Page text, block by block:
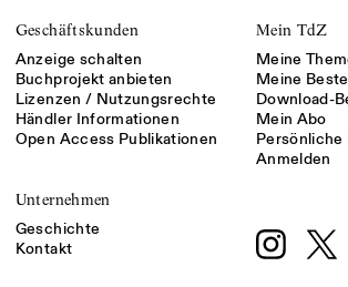
Geschäftskunden
Anzeige schalten
Buchprojekt anbieten
Lizenzen / Nutzungsrechte
Händler Informationen
Open Access Publikationen
Mein TdZ
Meine
Meine
Download-
Mein Abo
Persönliche
Anmelden
Unternehmen
Geschichte
Kontakt